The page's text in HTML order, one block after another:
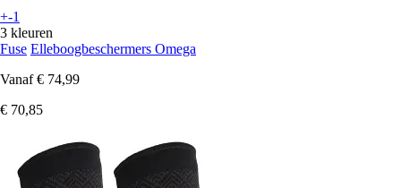
+-1
3 kleuren
Fuse Elleboogbeschermers Omega
Vanaf € 74,99
€ 70,85